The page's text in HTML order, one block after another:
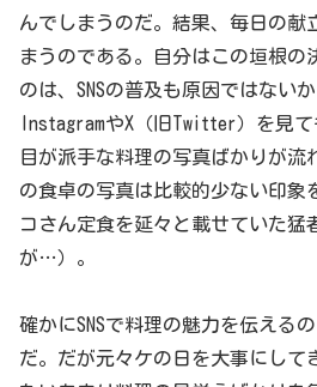
んでしまうのだ。結果、毎日の献
まうのである。自分はこの垣根の
のは、SNSの普及も原因ではない
InstagramやX（旧Twitter）を見
目が派手な料理の写真ばかりが流
の食卓の写真は比較的少ない印象
コさん定食を延々と載せていた猛
が…）。
確かにSNSで料理の魅力を伝える
だ。だが元々ケの日を大事にして